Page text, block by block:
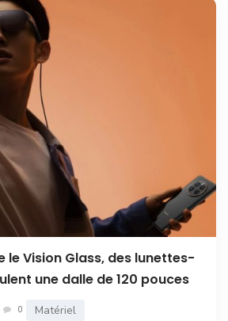
le Vision Glass, des lunettes-
une dalle de 120 pouces
0 Matériel